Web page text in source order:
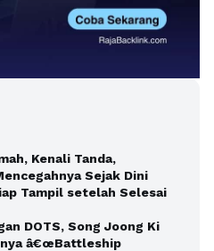
Kenali Tanda,
Sejak Dini
Tampil setelah Selesai
DOTS, Song Joong Ki
â€œBattleship